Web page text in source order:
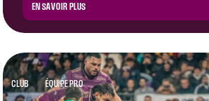
EN SAVOIR PLUS
CLUB ÉQUIPE PRO